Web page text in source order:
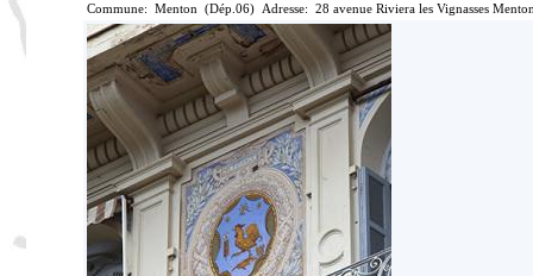
Commune: Menton (Dép.06) Adresse: 28 avenue Riviera les Vignasses